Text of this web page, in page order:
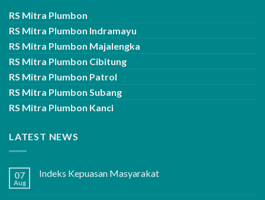
RS Mitra Plumbon
RS Mitra Plumbon Indramayu
RS Mitra Plumbon Majalengka
RS Mitra Plumbon Cibitung
RS Mitra Plumbon Patrol
RS Mitra Plumbon Subang
RS Mitra Plumbon Kanci
LATEST NEWS
07
Aug
Indeks Kepuasan Masyarakat